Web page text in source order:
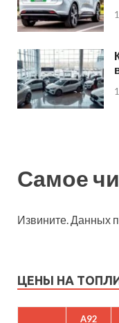
Самое
Извините. Данных
ЦЕНЫ НА
A92